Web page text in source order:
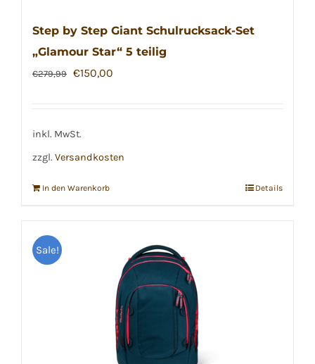
Step by Step Giant Schulrucksack-Set
„Glamour Star“ 5 teilig
€279,99 Ursprünglicher
€279,99
€150,00
inkl. MwSt.
zzgl. Versandkosten
In den Warenkorb Details
Sale!